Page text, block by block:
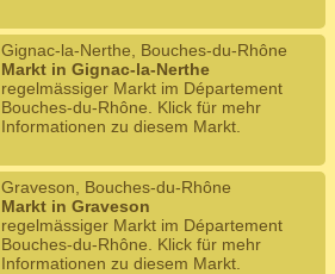
Gignac-la-Nerthe, Bouches-du-Rhône
Markt in Gignac-la-Nerthe
regelmässiger Markt im Département
Bouches-du-Rhône. Klick für mehr
Informationen zu diesem Markt.
Graveson, Bouches-du-Rhône
Markt in Graveson
regelmässiger Markt im Département
Bouches-du-Rhône. Klick für mehr
Informationen zu diesem Markt.